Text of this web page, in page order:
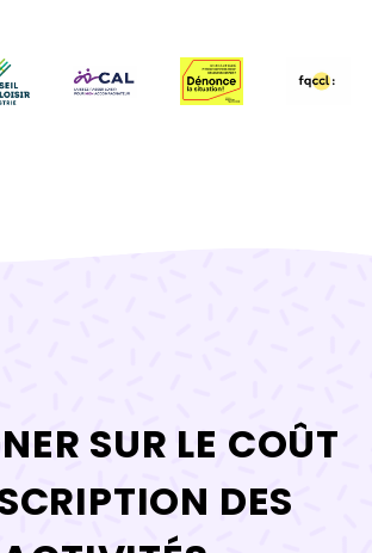
SUR LE COÛT
DES